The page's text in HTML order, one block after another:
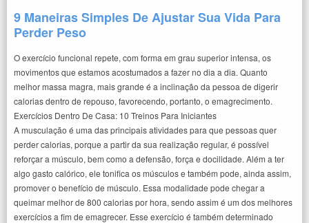
9 Maneiras Simples De Ajustar Sua Vida Para
Perder Peso
O exercício funcional repete, com forma em grau superior intensa, os
movimentos que estamos acostumados a fazer no dia a dia. Quanto
melhor massa magra, mais grande é a inclinação da pessoa de digerir
calorias dentro de repouso, favorecendo, portanto, o emagrecimento.
Exercícios Dentro De Casa: 10 Treinos Para Iniciantes
A musculação é uma das principais atividades para que pessoas quer
perder calorias, porque a partir da sua realização regular, é possível
reforçar a músculo, bem como a defensão, força e docilidade. Além a ter
algo gasto calórico, ele tonifica os músculos e também pode, ainda assim,
promover o benefício de músculo. Essa modalidade pode chegar a
queimar melhor de 800 calorias por hora, sendo assim é um dos melhores
exercícios a fim de emagrecer. Esse exercício é também determinado